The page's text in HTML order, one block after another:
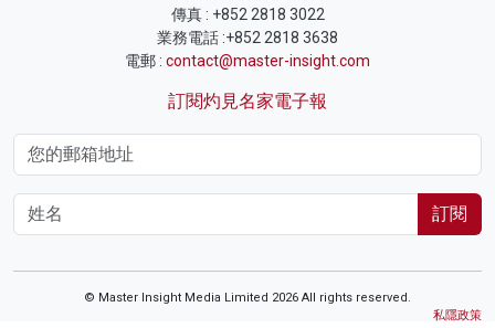
傳真 : +852 2818 3022
業務電話 :+852 2818 3638
電郵 : contact@master-insight.com
訂閱灼見名家電子報
訂閱
© Master Insight Media Limited 2026 All rights reserved.
私隱政策